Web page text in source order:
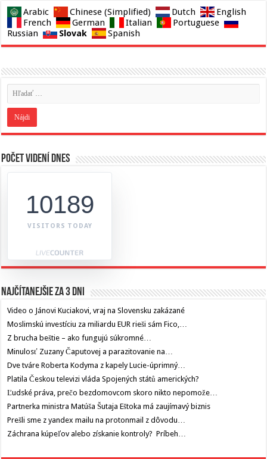
Arabic Chinese (Simplified) Dutch
English
French
German Italian
Portuguese
Russian
Slovak Spanish
Počet videní dnes
10189
VISITORS TODAY
Najčítanejšie za 3 dni
Video o Jánovi Kuciakovi, vraj na Slovensku zakázané
Moslimskú investíciu za miliardu EUR rieši sám Fico,…
Z brucha beštie – ako fungujú súkromné…
Minulosť Zuzany Čaputovej a parazitovanie na…
Dve tváre Roberta Kodyma z kapely Lucie-úprimný…
Platila Českou televizi vláda Spojených států amerických?
Ľudské práva, prečo bezdomovcom skoro nikto nepomože…
Partnerka ministra Matúša Šutaja Eštoka má zaujímavý biznis
Prešli sme z yandex mailu na protonmail z dôvodu…
Záchrana kúpeľov alebo získanie kontroly? Príbeh…